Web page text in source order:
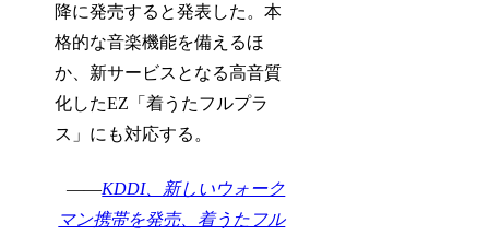
降に発売すると発表した。本
格的な音楽機能を備えるほ
か、新サービスとなる高音質
化したEZ「着うたフルプラ
ス」にも対応する。
――KDDI、新しいウォーク
マン携帯を発売、着うたフル